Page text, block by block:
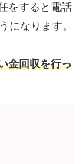
をすると電話
になります。
金回収を行っ